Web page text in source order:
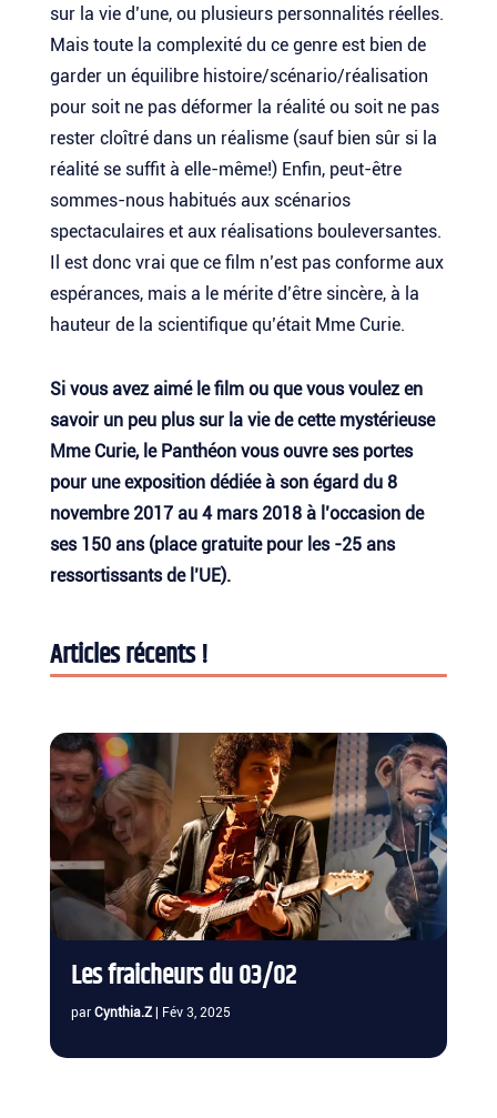
sur la vie d’une, ou plusieurs personnalités réelles.
Mais toute la complexité du ce genre est bien de
garder un équilibre histoire/scénario/réalisation
pour soit ne pas déformer la réalité ou soit ne pas
rester cloîtré dans un réalisme (sauf bien sûr si la
réalité se suffit à elle-même!) Enfin, peut-être
sommes-nous habitués aux scénarios
spectaculaires et aux réalisations bouleversantes.
Il est donc vrai que ce film n’est pas conforme aux
espérances, mais a le mérite d’être sincère, à la
hauteur de la scientifique qu’était Mme Curie.
Si vous avez aimé le film ou que vous voulez en
savoir un peu plus sur la vie de cette mystérieuse
Mme Curie, le Panthéon vous ouvre ses portes
pour une exposition dédiée à son égard du 8
novembre 2017 au 4 mars 2018 à l’occasion de
ses 150 ans (place gratuite pour les -25 ans
ressortissants de l’UE).
Articles récents !
Les fraicheurs du 03/02
par Cynthia.Z| Fév 3, 2025